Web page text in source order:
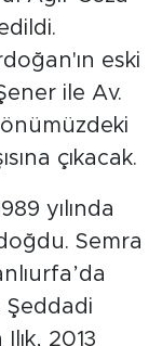
eski
ile Av.
önümüzdeki
çıkacak.
yılında
Semra
Şeddadi
2013